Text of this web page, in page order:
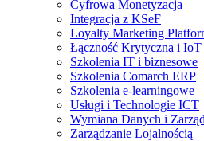
Cyfrowa Monetyzacja
Integracja z KSeF
Loyalty Marketing
Łączność Krytyczna i IoT
Szkolenia IT i biznesowe
Szkolenia Comarch ERP
Szkolenia e-learningowe
Usługi i Technologie ICT
Wymiana Danych i
Zarządzanie Lojalnością